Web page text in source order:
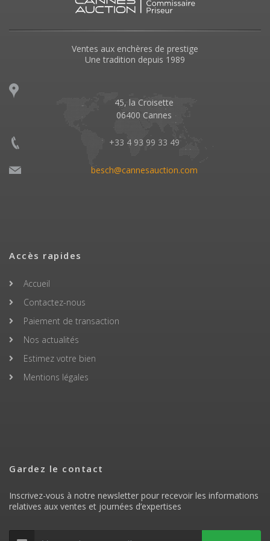
Ventes aux enchères de prestige
Une tradition depuis 1989
45, la Croisette
06400 Cannes
+33 4 93 99 33 49
besch@cannesauction.com
Accès rapides
Accueil
Contactez-nous
Paiement de transaction
Nos actualités
Estimez votre bien
Mentions légales
Gardez le contact
Inscrivez-vous à notre newsletter pour recevoir les informations
relatives aux ventes et journées d’expertises